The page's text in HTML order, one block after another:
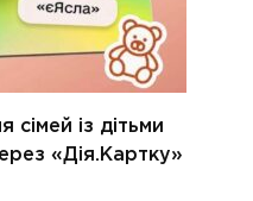
сімей із дітьми
«Дія.Картку»